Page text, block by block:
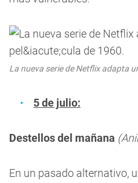
La nueva serie de Netflix adapta
5 de julio:
Destellos del mañana
En un pasado alternativo,